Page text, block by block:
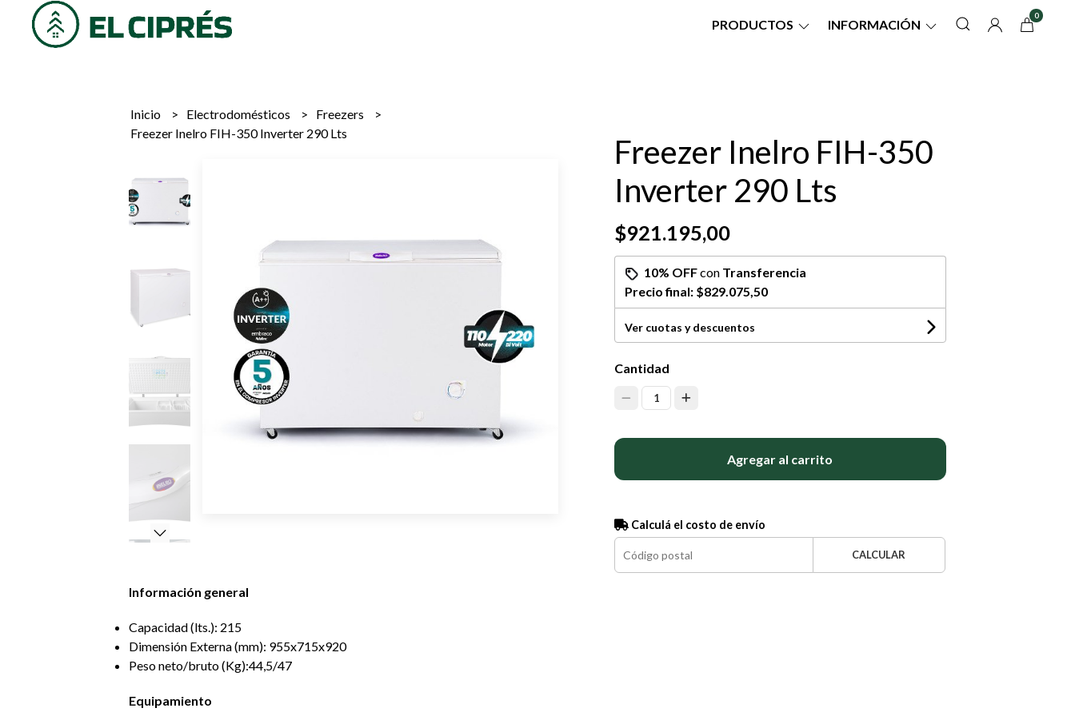
PRODUCTOS INFORMACIÓN
0
Inicio Electrodomésticos
Freezers
Freezer Inelro FIH-350 Inverter 290 Lts
Información general
Capacidad (lts.): 215
Dimensión Externa (mm): 955x715x920
Peso neto/bruto (Kg):44,5/47
Equipamiento
Freezer Inelro FIH-350
Inverter 290 Lts
$921.195,00
10% OFFcon Transferencia
Precio final: $829.075,50
Ver cuotas y descuentos
Cantidad
1
Agregar al carrito
Calculá el costo de envío
CALCULAR